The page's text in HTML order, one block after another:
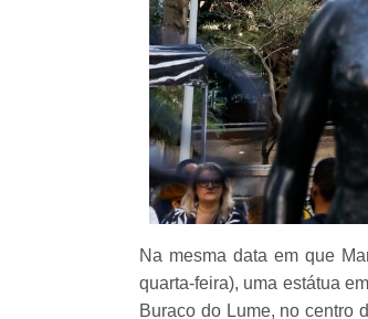
Na mesma data em que
quarta-feira), uma estátua
Buraco do Lume, no centro